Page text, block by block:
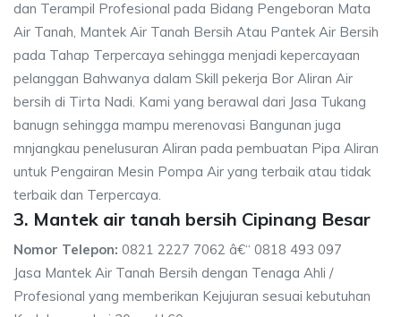
dan Terampil Profesional pada Bidang Pengeboran Mata
Air Tanah, Mantek Air Tanah Bersih Atau Pantek Air Bersih
pada Tahap Terpercaya sehingga menjadi kepercayaan
pelanggan Bahwanya dalam Skill pekerja Bor Aliran Air
bersih di Tirta Nadi. Kami yang berawal dari Jasa Tukang
banugn sehingga mampu merenovasi Bangunan juga
mnjangkau penelusuran Aliran pada pembuatan Pipa Aliran
untuk Pengairan Mesin Pompa Air yang terbaik atau tidak
terbaik dan Terpercaya.
3. Mantek air tanah bersih Cipinang Besar
Nomor Telepon: 0821 2227 7062 â€“ 0818 493 097
Jasa Mantek Air Tanah Bersih dengan Tenaga Ahli /
Profesional yang memberikan Kejujuran sesuai kebutuhan